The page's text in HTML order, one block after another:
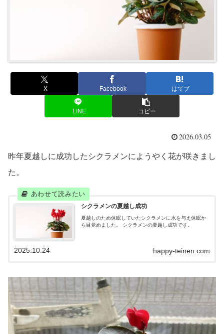
X Facebook はてブ
LINE コピー
2026.03.05
昨年夏越しに成功したシクラメンにようやく花が咲きまし
た。
シクラメンの夏越し成功
夏越しのため休眠していたシクラメンに水を与え休眠か
ら目覚めました。 シクラメンの夏越し成功です。
happy-teinen.com
2025.10.24